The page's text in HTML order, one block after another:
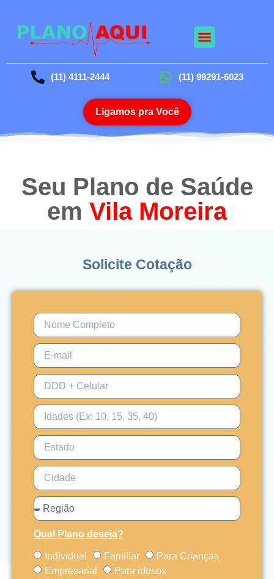
(11) 4111-2444 (11) 99291-6023
Ligamos pra Você
Seu Plano de Saúde
em Vila Moreira
Solicite Cotação
Qual Plano deseja?
Individual Familiar
Para Crianças
Empresarial
Para idosos